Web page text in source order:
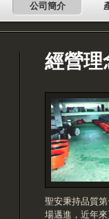
公司簡介
經營
聖安秉持品質
場邁進，近年